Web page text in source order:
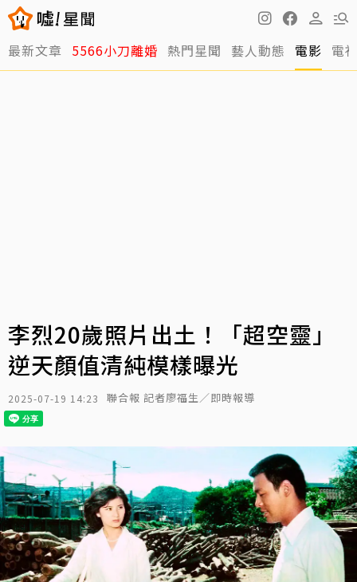
最新文章 5566小刀離婚 熱門星聞 藝人動態 電影 電
李烈20歲照片出土！「超空靈」
逆天顏值清純模樣曝光
2025-07-19 14:23 聯合報 記者廖福生／即時報導